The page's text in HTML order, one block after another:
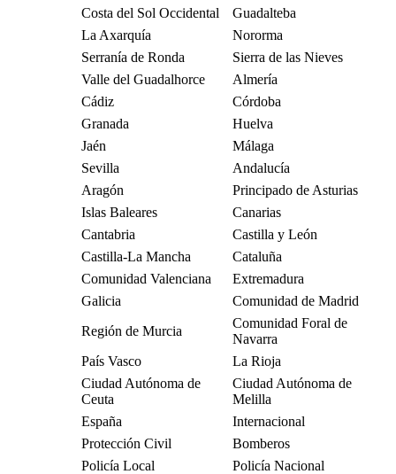
Costa del Sol Occidental
Guadalteba
La Axarquía
Nororma
Serranía de Ronda
Sierra de las Nieves
Valle del Guadalhorce
Almería
Cádiz
Córdoba
Granada
Huelva
Jaén
Málaga
Sevilla
Andalucía
Aragón
Principado de Asturias
Islas Baleares
Canarias
Cantabria
Castilla y León
Castilla-La Mancha
Cataluña
Comunidad Valenciana
Extremadura
Galicia
Comunidad de Madrid
Región de Murcia
Comunidad Foral de
Navarra
País Vasco
La Rioja
Ciudad Autónoma de
Ceuta
Ciudad Autónoma de
Melilla
España
Internacional
Protección Civil
Bomberos
Policía Local
Policía Nacional